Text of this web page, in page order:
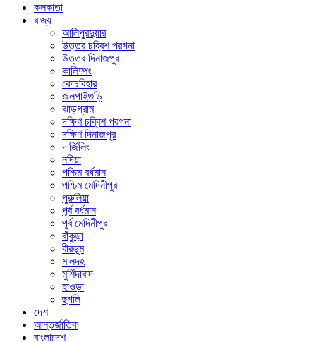
কলকাতা
রাজ্য
আলিপুরদুয়ার
উত্তর চব্বিশ পরগনা
উত্তর দিনাজপুর
কালিম্পং
কোচবিহার
জলপাইগুড়ি
ঝাড়গ্রাম
দক্ষিণ চব্বিশ পরগনা
দক্ষিণ দিনাজপুর
দার্জিলিং
নদিয়া
পশ্চিম বর্ধমান
পশ্চিম মেদিনীপুর
পুরুলিয়া
পূর্ব বর্ধমান
পূর্ব মেদিনীপুর
বাঁকুড়া
বীরভূম
মালদহ
মুর্শিদাবাদ
হাওড়া
হুগলি
দেশ
আন্তর্জাতিক
বাংলাদেশ